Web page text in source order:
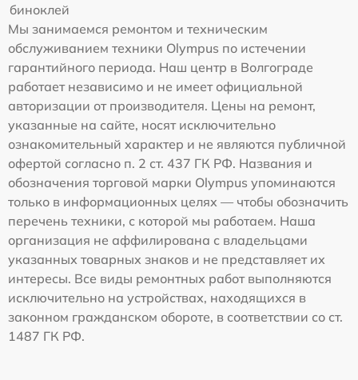
биноклей
Мы занимаемся ремонтом и техническим
обслуживанием техники Olympus по истечении
гарантийного периода. Наш центр в Волгограде
работает независимо и не имеет официальной
авторизации от производителя. Цены на ремонт,
указанные на сайте, носят исключительно
ознакомительный характер и не являются публичной
офертой согласно п. 2 ст. 437 ГК РФ. Названия и
обозначения торговой марки Olympus упоминаются
только в информационных целях — чтобы обозначить
перечень техники, с которой мы работаем. Наша
организация не аффилирована с владельцами
указанных товарных знаков и не представляет их
интересы. Все виды ремонтных работ выполняются
исключительно на устройствах, находящихся в
законном гражданском обороте, в соответствии со ст.
1487 ГК РФ.